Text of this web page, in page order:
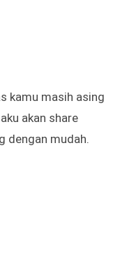
kamu masih asing
akan share
dengan mudah.